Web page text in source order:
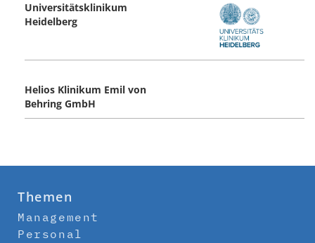
Universitätsklinikum
Heidelberg
Helios Klinikum Emil von
Behring GmbH
Themen
Management
Personal